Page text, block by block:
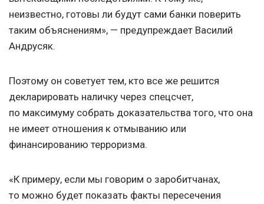
неизвестно, готовы ли будут сами банки поверить
таким объяснениям», — предупреждает Василий
Андрусяк.
Поэтому он советует тем, кто все же решится
декларировать наличку через спецсчет,
по максимуму собрать доказательства того, что она
не имеет отношения к отмыванию или
финансированию терроризма.
«К примеру, если мы говорим о заробитчанах,
то можно будет показать факты пересечения